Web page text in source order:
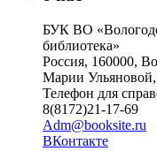
БУК ВО
библиотека»
Россия, 160000,
Марии Ульяновой,
Телефон для
8(8172)21-17-69
Adm@booksite.ru
ВКонтакте